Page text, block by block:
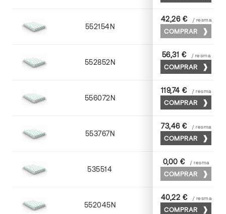
552154N 52 x 70
42,26 € / resma
COMPRAR
552852N 52 x 70
56,31 € / resma
COMPRAR
556072N 70 x 100
119,74 € / resma
COMPRAR
553767N 65 x 90
73,46 € / resma
COMPRAR
535514 72 x 102
0,00 € / resma
COMPRAR
552045N 45 x 64
40,22 € / resma
COMPRAR